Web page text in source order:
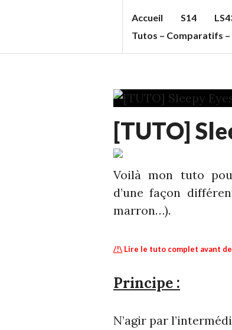
T
F
F
C
C
'S
B
L
O
Accueil S14
Tutos – Comparatifs –
INFOS ,
ECHELLE
S13
[TUTO]
Voilà mon tuto
d’une façon
marron…).
/!\ Lire le tuto complet avant
Principe :
N’agir par